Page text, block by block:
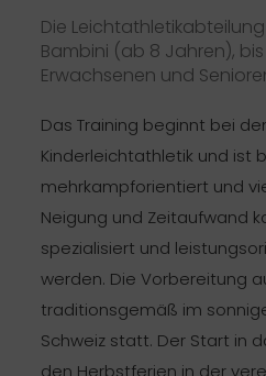
Die
Bambini (ab 8 Jahren),
Erwachsenen und
Das Training beginnt bei
Kinderleichtathletik und ist
mehrkampforientiert und
Neigung und Zeitaufwand
spezialisiert und
werden. Die Vorbereitung
traditionsgemäß im
Schweiz statt. Der Start in